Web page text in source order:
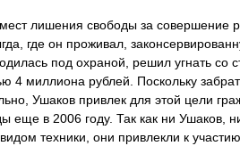
лишения свободы за совершение
где он проживал,
под охраной, решил угнать со
миллиона рублей. Поскольку
Ушаков привлек для этой цели
в 2006 году. Так как ни Ушаков,
техники, они привлекли к